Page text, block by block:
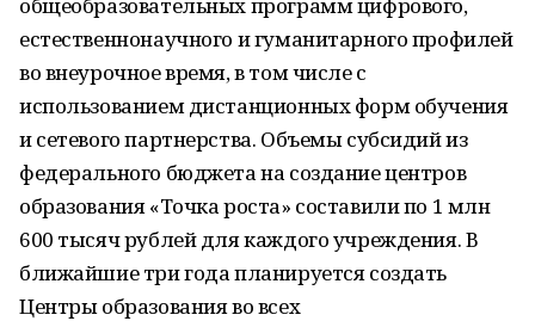
естественнонаучного и гуманитарного профилей
во внеурочное время, в том числе с
использованием дистанционных форм обучения
и сетевого партнерства. Объемы субсидий из
федерального бюджета на создание центров
образования «Точка роста» составили по 1 млн
600 тысяч рублей для каждого учреждения. В
ближайшие три года планируется создать
Центры образования во всех